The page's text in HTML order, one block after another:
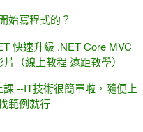
始寫程式的？
快速升級 .NET Core MVC
（線上教程 遠距教學）
--IT技術很簡單啦，隨便上
範例就行